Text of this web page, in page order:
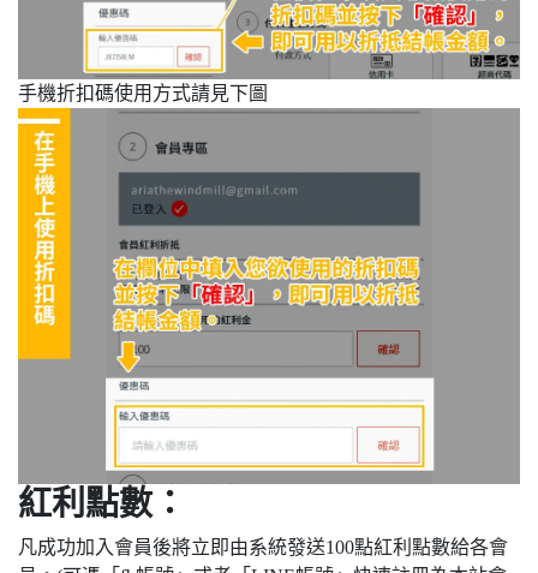
手機折扣碼使用方式請見下圖
紅利點數：
凡成功加入會員後將立即由系統發送100點紅利點數給各會